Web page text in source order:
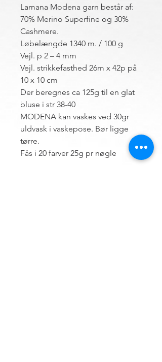
Lamana Modena garn består af:
70% Merino Superfine og 30%
Cashmere.
Løbelængde 1340 m. / 100 g
Vejl. p 2 – 4 mm
Vejl. strikkefasthed 26m x 42p på
10 x 10 cm
Der beregnes ca 125g til en glat
bluse i str 38-40
MODENA kan vaskes ved 30gr
uldvask i vaskepose. Bør ligge
tørre.
Fås i 20 farver 25g pr nøgle